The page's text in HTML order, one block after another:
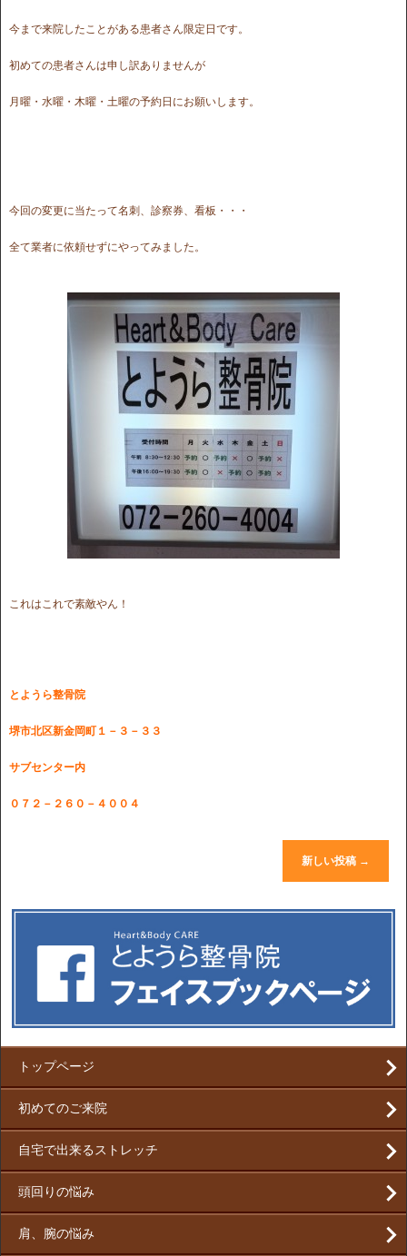
今まで来院したことがある患者さん限定日です。
初めての患者さんは申し訳ありませんが
月曜・水曜・木曜・土曜の予約日にお願いします。
今回の変更に当たって名刺、診察券、看板・・・
全て業者に依頼せずにやってみました。
これはこれで素敵やん！
とようら整骨院
堺市北区新金岡町１－３－３３
サブセンター内
０７２－２６０－４００４
新しい投稿 →
トップページ
初めてのご来院
自宅で出来るストレッチ
頭回りの悩み
肩、腕の悩み